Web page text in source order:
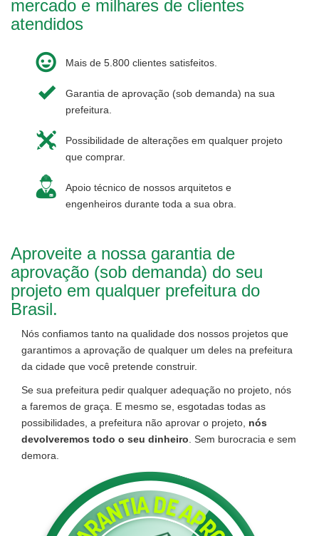
mercado e milhares de clientes
atendidos
Mais de 5.800 clientes satisfeitos.
Garantia de aprovação (sob demanda) na sua
prefeitura.
Possibilidade de alterações em qualquer projeto
que comprar.
Apoio técnico de nossos arquitetos e
engenheiros durante toda a sua obra.
Aproveite a nossa garantia de
aprovação (sob demanda) do seu
projeto em qualquer prefeitura do
Brasil.
Nós confiamos tanto na qualidade dos nossos projetos que
garantimos a aprovação de qualquer um deles na prefeitura
da cidade que você pretende construir.
Se sua prefeitura pedir qualquer adequação no projeto, nós
a faremos de graça. E mesmo se, esgotadas todas as
possibilidades, a prefeitura não aprovar o projeto, nós
devolveremos todo o seu dinheiro . Sem burocracia e sem
demora.